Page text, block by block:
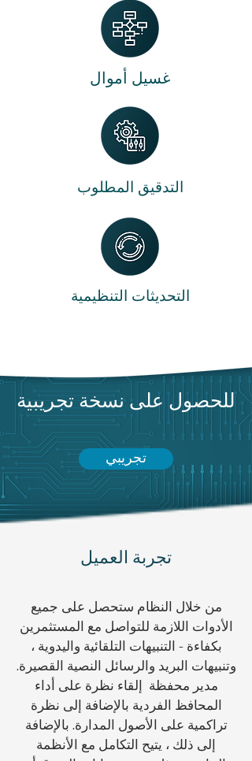
غسيل أموال
التدقيق المطلوب
التحديثات التنظيمية
للحصول على نسخة تجريبية
تجريبي
تجربة العميل
من خلال النظام ستحصل على جميع
الأدوات اللازمة للتواصل مع المستثمرين
بكفاءة - التنبيهات التلقائية واليدوية ،
وتنبيهات البريد والرسائل النصية القصيرة.
مدير محفظة إلقاء نظرة على أداء
المحافظ الفردية بالإضافة إلى نظرة
تراكمية على الأصول المدارة. بالإضافة
إلى ذلك ، يتيح التكامل مع الأنظمة